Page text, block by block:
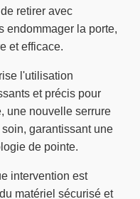
retirer avec
endommager la porte,
et efficace.
l'utilisation
et précis pour
une nouvelle serrure
garantissant une
de pointe.
intervention est
matériel sécurisé et